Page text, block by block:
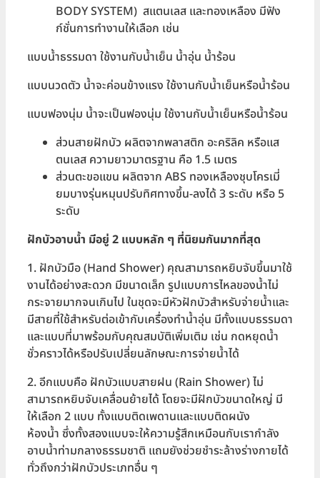
BODY SYSTEM) สแตนเลส และทองเหลือง มีฟัง
ก์ชั่นการทำงานให้เลือก เช่น
แบบน้ำธรรมดา ใช้งานกับน้ำเย็น น้ำอุ่น น้ำร้อน
แบบนวดตัว น้ำจะค่อนข้างแรง ใช้งานกับน้ำเย็นหรือน้ำร้อน
แบบฟองนุ่ม น้ำจะเป็นฟองนุ่ม ใช้งานกับน้ำเย็นหรือน้ำร้อน
ส่วนสายฝักบัว ผลิตจากพลาสติก อะคริลิค หรือแส
ตนเลส ความยาวมาตรฐาน คือ 1.5 เมตร
ส่วนตะขอแขน ผลิตจาก ABS ทองเหลืองชุบโครเมี่
ยมบางรุ่นหมุนปรับทิศทางขึ้น-ลงได้ 3 ระดับ หรือ 5
ระดับ
ฝักบัวอาบน้ำ มีอยู่ 2 แบบหลัก ๆ ที่นิยมกันมากที่สุด
1. ฝักบัวมือ (Hand Shower) คุณสามารถหยิบจับขึ้นมาใช้
งานได้อย่างสะดวก มีขนาดเล็ก รูปแบบการไหลของน้ำไม่
กระจายมากจนเกินไป ในชุดจะมีหัวฝักบัวสำหรับจ่ายน้ำและ
มีสายที่ใช้สำหรับต่อเข้ากับเครื่องทำน้ำอุ่น มีทั้งแบบธรรมดา
และแบบที่มาพร้อมกับคุณสมบัติเพิ่มเติม เช่น กดหยุดน้ำ
ชั่วคราวได้หรือปรับเปลี่ยนลักษณะการจ่ายน้ำได้
2. อีกแบบคือ ฝักบัวแบบสายฝน (Rain Shower) ไม่
สามารถหยิบจับเคลื่อนย้ายได้ โดยจะมีฝักบัวขนาดใหญ่ มี
ให้เลือก 2 แบบ ทั้งแบบติดเพดานและแบบติดผนัง
ห้องน้ำ ซึ่งทั้งสองแบบจะให้ความรู้สึกเหมือนกับเรากำลัง
อาบน้ำท่ามกลางธรรมชาติ แถมยังช่วยชำระล้างร่างกายได้
ทั่วถึงกว่าฝักบัวประเภทอื่น ๆ